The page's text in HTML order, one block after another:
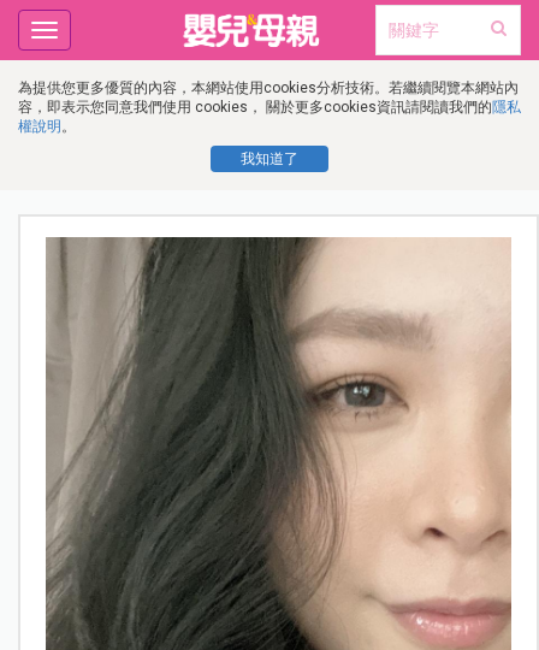
為提供您更多優質的內容，本網站使用cookies分析技術。若繼續閱覽本網站內
容，即表示您同意我們使用 cookies， 關於更多cookies資訊請閱讀我們的隱私
權說明 。
我知道了
Toggle
navigation